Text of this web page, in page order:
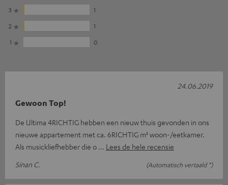
3
1
2
1
1
0
Gewoon Top!
De Ultima 4RICHTIG hebben een nieuw thuis gevonden in ons
nieuwe appartement met ca. 6RICHTIG m² woon-/eetkamer.
Als musickliefhebber die o
Lees de hele recensie
Sinan C.
(Automatisch vertaald *)
24.06.2019